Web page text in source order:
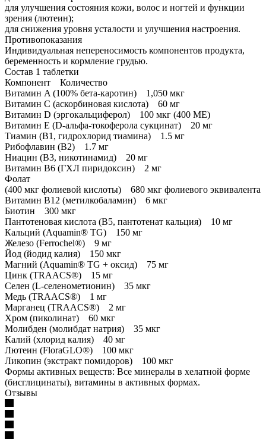
для улучшения состояния кожи, волос и ногтей и функции
зрения (лютеин);
для снижения уровня усталости и улучшения настроения.
Противопоказания
Индивидуальная непереносимость компонентов продукта,
беременность и кормление грудью.
Состав 1 таблетки
Компонент Количество
Витамин A (100% бета-каротин) 1,050 мкг
Витамин C (аскорбиновая кислота) 60 мг
Витамин D (эргокальциферол) 100 мкг (400 МЕ)
Витамин E (D-альфа-токоферола сукцинат) 20 мг
Тиамин (B1, гидрохлорид тиамина) 1.5 мг
Рибофлавин (B2) 1.7 мг
Ниацин (B3, никотинамид) 20 мг
Витамин B6 (ГХЛ пиридоксин) 2 мг
Фолат
(400 мкг фолиевой кислоты) 680 мкг фолиевого эквивалента
Витамин B12 (метилкобаламин) 6 мкг
Биотин 300 мкг
Пантотеновая кислота (B5, пантотенат кальция) 10 мг
Кальций (Aquamin® TG) 150 мг
Железо (Ferrochel®) 9 мг
Йод (йодид калия) 150 мкг
Магний (Aquamin® TG + оксид) 75 мг
Цинк (TRAACS®) 15 мг
Селен (L-селенометионин) 35 мкг
Медь (TRAACS®) 1 мг
Марганец (TRAACS®) 2 мг
Хром (пиколинат) 60 мкг
Молибден (молибдат натрия) 35 мкг
Калий (хлорид калия) 40 мг
Лютеин (FloraGLO®) 100 мкг
Ликопин (экстракт помидоров) 100 мкг
Формы активных веществ: Все минералы в хелатной форме
(бисглицинаты), витамины в активных формах.
Отзывы